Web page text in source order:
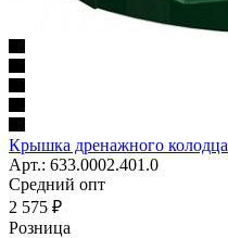
Крышка дренажного колодца
Арт.: 633.0002.401.0
Средний опт
2 575 ₽
Розница